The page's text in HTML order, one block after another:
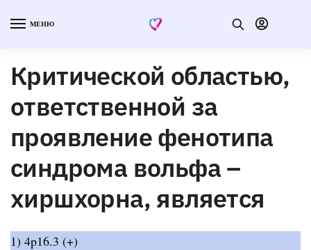
МЕНЮ
Критической областью,
ответственной за
проявление фенотипа
синдрома вольфа –
хиршхорна, является
1) 4p16.3 (+)